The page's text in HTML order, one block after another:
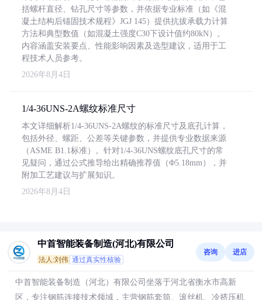
括螺杆直径、钻孔尺寸等参数，并依据专业标准（如《混
凝土结构后锚固技术规程》JGJ 145）提供抗拔承载力计算
方法和典型数值（如混凝土强度C30下设计值约80kN）。
内容涵盖安装要点、性能影响因素及选型建议，适用于工
程技术人员参考。
2026年8月4日
1/4-36UNS-2A螺纹标准尺寸
本文详细解析1/4-36UNS-2A螺纹的标准尺寸及底孔计算，
包括外径、螺距、公差等关键参数，并提供专业数据来源
（ASME B1.1标准）。针对1/4-36UNS螺纹底孔尺寸的常
见疑问，通过公式推导给出精确推荐值（Φ5.18mm），并
附加工艺建议与扩展知识。
2026年8月4日
中首智能装备制造(河北)有限公司
法人:刘伟 通过真实性核验
咨询 进店
中首智能装备制造（河北）有限公司坐落于河北省衡水市高新
区，专注钢筋连接技术领域，主营钢筋套筒、滚丝机、冷挤压机